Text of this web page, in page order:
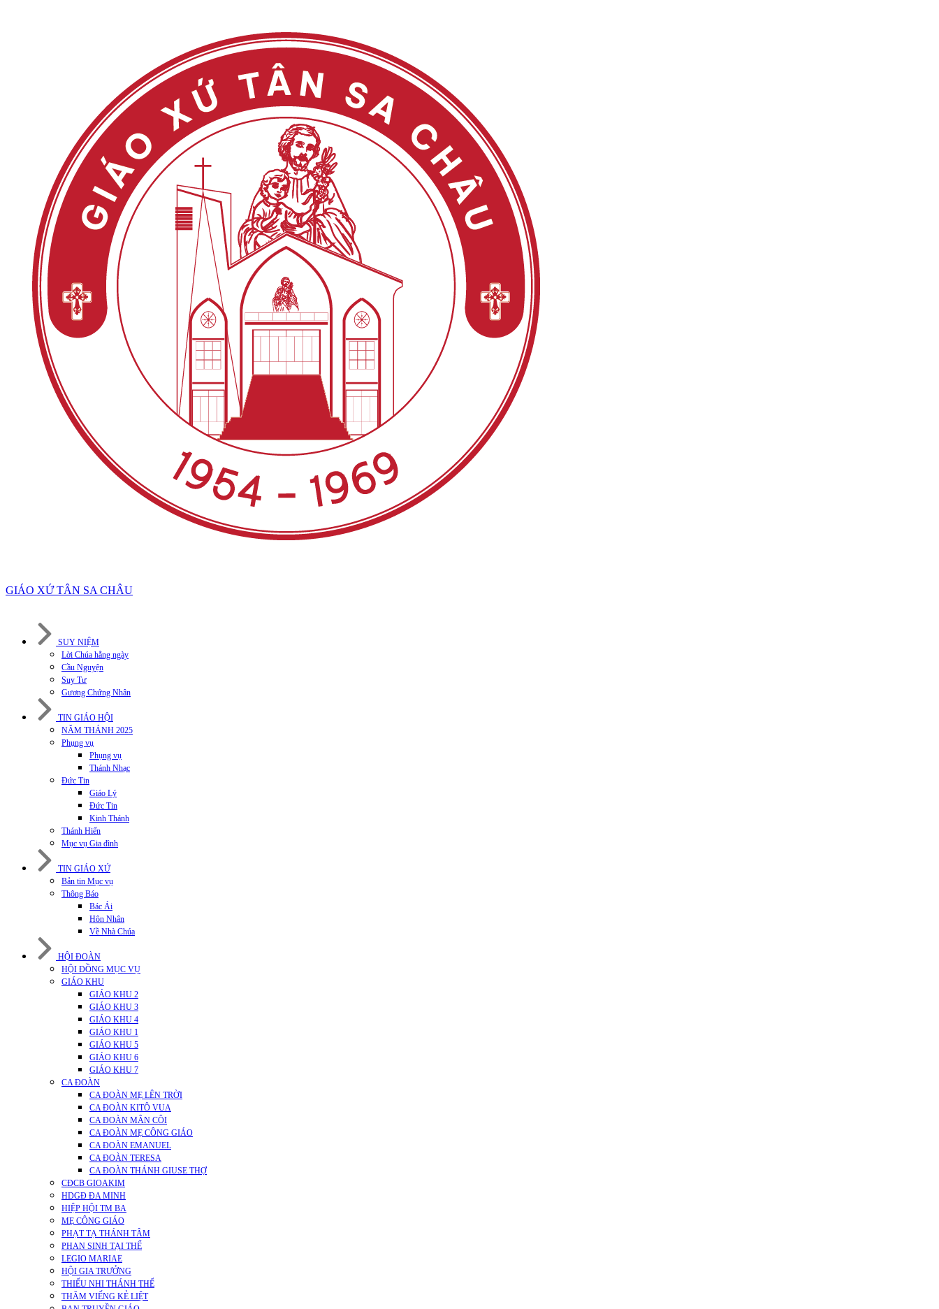
GIÁO XỨ TÂN SA CHÂU
SUY NIỆM
Lời Chúa hằng ngày
Cầu Nguyện
Suy Tư
Gương Chứng Nhân
TIN GIÁO HỘI
NĂM THÁNH 2025
Phụng vụ
Phụng vụ
Thánh Nhạc
Đức Tin
Giáo Lý
Đức Tin
Kinh Thánh
Thánh Hiến
Mục vụ Gia đình
TIN GIÁO XỨ
Bản tin Mục vụ
Thông Báo
Bác Ái
Hôn Nhân
Về Nhà Chúa
HỘI ĐOÀN
HỘI ĐỒNG MỤC VỤ
GIÁO KHU
GIÁO KHU 2
GIÁO KHU 3
GIÁO KHU 4
GIÁO KHU 1
GIÁO KHU 5
GIÁO KHU 6
GIÁO KHU 7
CA ĐOÀN
CA ĐOÀN MẸ LÊN TRỜI
CA ĐOÀN KITÔ VUA
CA ĐOÀN MÂN CÔI
CA ĐOÀN MẸ CÔNG GIÁO
CA ĐOÀN EMANUEL
CA ĐOÀN TERESA
CA ĐOÀN THÁNH GIUSE THỢ
CĐCB GIOAKIM
HDGĐ ĐA MINH
HIỆP HỘI TM BA
MẸ CÔNG GIÁO
PHẠT TẠ THÁNH TÂM
PHAN SINH TẠI THẾ
LEGIO MARIAE
HỘI GIA TRƯỞNG
THIẾU NHI THÁNH THỂ
THĂM VIẾNG KẺ LIỆT